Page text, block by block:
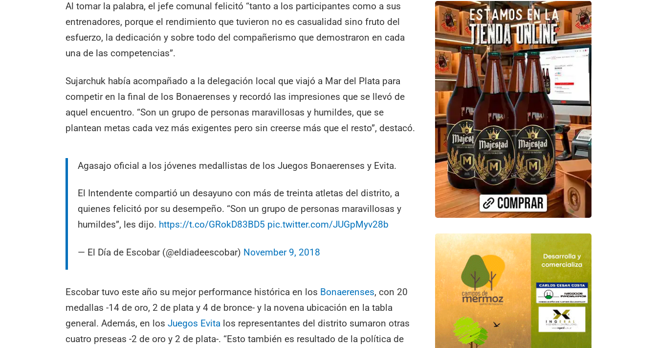
Al tomar la palabra, el jefe comunal felicitó “tanto a los participantes como a sus
entrenadores, porque el rendimiento que tuvieron no es casualidad sino fruto del
esfuerzo, la dedicación y sobre todo del compañerismo que demostraron en cada
una de las competencias”.
Sujarchuk había acompañado a la delegación local que viajó a Mar del Plata para
competir en la final de los Bonaerenses y recordó las impresiones que se llevó de
aquel encuentro. “Son un grupo de personas maravillosas y humildes, que se
plantean metas cada vez más exigentes pero sin creerse más que el resto”, destacó.
Agasajo oficial a los jóvenes medallistas de los Juegos Bonaerenses y Evita.
El Intendente compartió un desayuno con más de treinta atletas del distrito, a
quienes felicitó por su desempeño. “Son un grupo de personas maravillosas y
humildes”, les dijo. https://t.co/GRokD83BD5 pic.twitter.com/JUGpMyv28b
— El Día de Escobar (@eldiadeescobar) November 9, 2018
Escobar tuvo este año su mejor performance histórica en los Bonaerenses, con 20
medallas -14 de oro, 2 de plata y 4 de bronce- y la novena ubicación en la tabla
general. Además, en losJuegos Evita los representantes del distrito sumaron otras
cuatro preseas -2 de oro y 2 de plata-. “Esto también es resultado de la política de